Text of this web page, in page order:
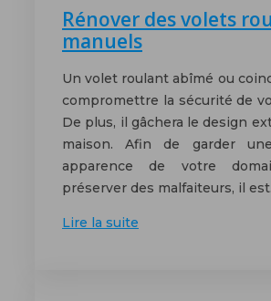
Rénover des volets
manuels
Un volet roulant abîmé ou
compromettre la sécurité de
De plus, il gâchera le design
maison. Afin de garder
apparence de votre
préserver des malfaiteurs, il
Lire la suite